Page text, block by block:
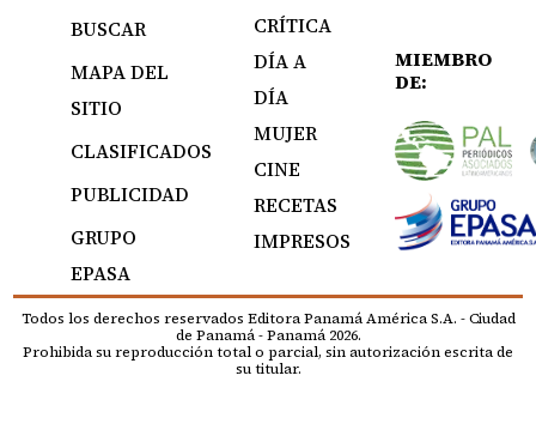
BUSCAR
MAPA DEL
SITIO
CLASIFICADOS
PUBLICIDAD
GRUPO
EPASA
CRÍTICA
DÍA A
DÍA
MUJER
CINE
RECETAS
IMPRESOS
MIEMBRO
DE:
Todos los derechos reservados Editora Panamá América S.A. - Ciudad
de Panamá - Panamá 2026.
Prohibida su reproducción total o parcial, sin autorización escrita de
su titular.